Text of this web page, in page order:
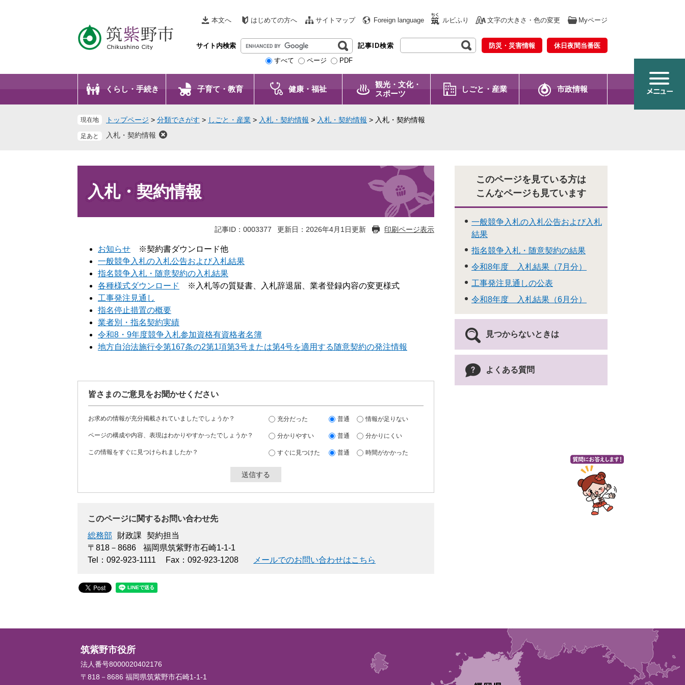
。
て
本文へ はじめての方へ サイトマップ Foreign language ルビふり 文字の大きさ・色の変更 Myページ
サイト内検索
G
o
l
ス
索
すべて ページ PDF
記事ID検索 防災・災害情報 休日夜間当番医
くらし・手続き 子育て・教育 健康・福祉
観光・文化・
スポーツ
しごと・産業 市政情報
現在地 トップページ > 分類でさがす > しごと・産業 > 入札・契約情報 > 入札・契約情報 > 入札・契約情報
入札・契約情報
入札・契約情報
記事ID：0003377 更新日：2026年4月1日更新 印刷ページ表示
お知らせ ※契約書ダウンロード他
一般競争入札の入札公告および入札結果
指名競争入札・随意契約の入札結果
各種様式ダウンロード
※入札等の質疑書、入札辞退届、業者登録内容の変更様式
工事発注見通し
指名停止措置の概要
業者別・指名契約実績
令和8・9年度競争入札参加資格有資格者名簿
地方自治法施行令第167条の2第1項第3号または第4号を適用する随意契約の発注情報
皆さまのご意見をお聞かせください
お求めの情報が充分掲載されていましたでしょうか？ 充分だった 普通 情報が足りない
ページの構成や内容、表現はわかりやすかったでしょうか？ 分かりやすい 普通 分かりにくい
この情報をすぐに見つけられましたか？ すぐに見つけた 普通 時間がかかった
このページに関するお問い合わせ先
総務部
財政課
契約担当
〒818－8686
福岡県筑紫野市石崎1-1-1
Tel：092-923-1111
Fax：092-923-1208 メールでのお問い合わせはこちら
このページを見ている方は
こんなページも見ています
一般競争入札の入札公告および入札
結果
指名競争入札・随意契約の結果
令和8年度 入札結果（7月分）
工事発注見通しの公表
令和8年度 入札結果（6月分）
見つからないときは
よくある質問
筑紫野市役所
法人番号8000020402176
〒818－8686 福岡県筑紫野市石崎1-1-1